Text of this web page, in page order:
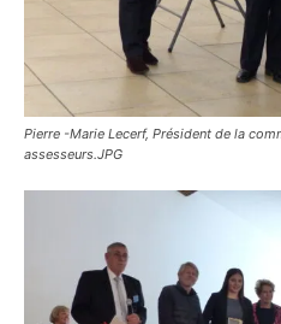
Pierre -Marie Lecerf, Président de la
assesseurs.JPG